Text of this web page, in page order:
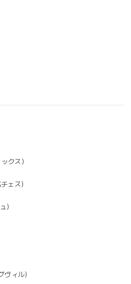
クス）
ェス）
）
ィル）